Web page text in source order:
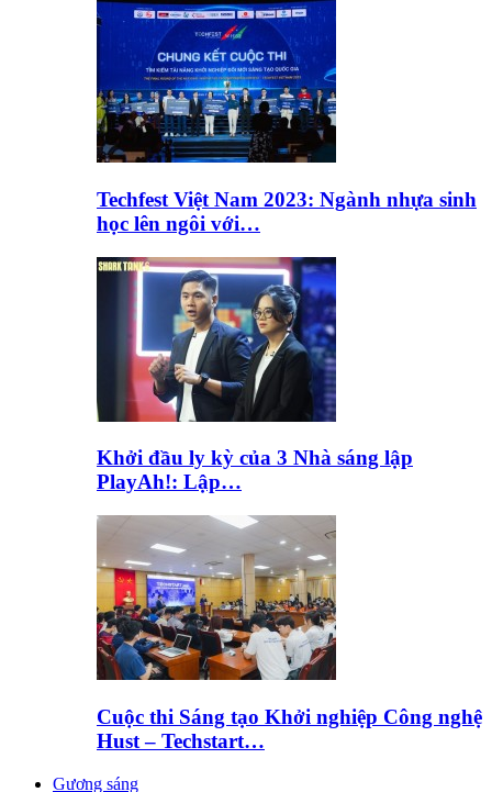
Techfest Việt Nam 2023: Ngành nhựa sinh
học lên ngôi với…
Khởi đầu ly kỳ của 3 Nhà sáng lập
PlayAh!: Lập…
Cuộc thi Sáng tạo Khởi nghiệp Công nghệ
Hust – Techstart…
Gương sáng